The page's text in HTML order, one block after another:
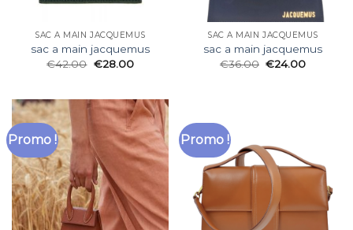
SAC A MAIN JACQUEMUS
sac a main jacquemus
€42.00 €28.00
SAC A MAIN JACQUEMUS
sac a main jacquemus
€36.00 €24.00
Promo ! Promo !